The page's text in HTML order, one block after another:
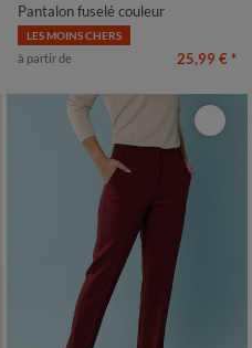
Pantalon fuselé couleur
LES MOINS CHERS
à partir de 25,99 € *